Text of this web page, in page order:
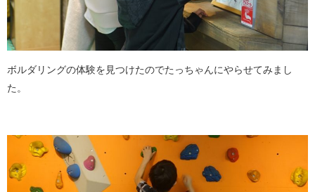
ボルダリングの体験を見つけたのでたっちゃんにやらせてみまし
た。